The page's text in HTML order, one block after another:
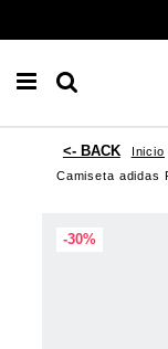
Inicio
Camiseta adidas
-30%